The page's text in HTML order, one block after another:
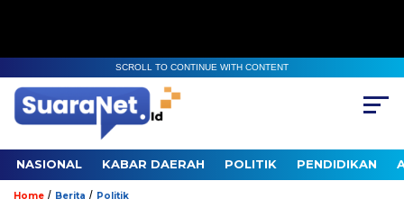
SCROLL TO CONTINUE WITH CONTENT
NASIONAL KABAR DAERAH POLITIK PENDIDIKAN
Home / Berita / Politik